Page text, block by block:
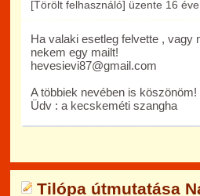
[Törölt felhasználó] üzente 16 éve
Ha valaki esetleg felvette ,
nekem egy mailt!
hevesievi87@gmail.com
A többiek nevében is köszönöm!
Üdv : a kecskeméti szangha
Tilópa útmutatása